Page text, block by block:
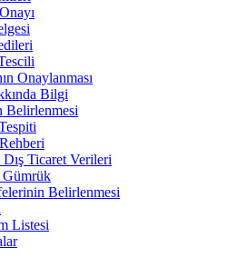
Onaylanması
Bilgi
Belirlenmesi
Ticaret Verileri
Gümrük
Belirlenmesi
Listesi